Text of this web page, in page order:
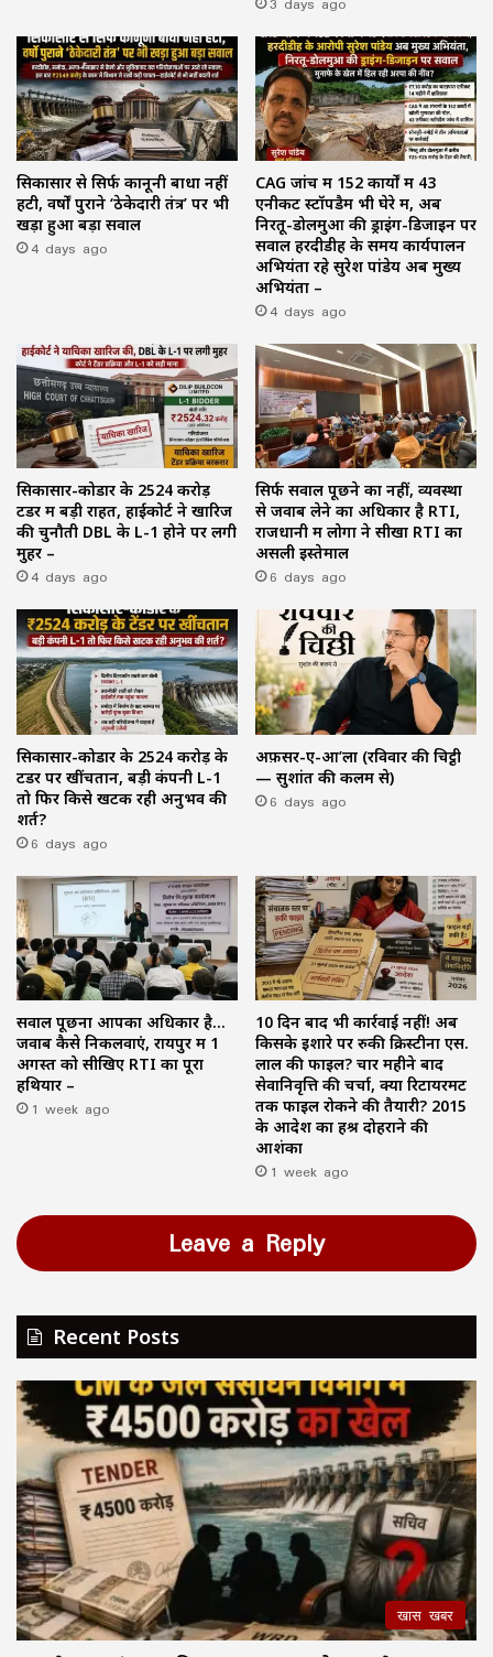
सिकासार से सिर्फ कानूनी बाधा नहीं
हटी, वर्षों पुराने ‘ठेकेदारी तंत्र’ पर भी
खड़ा हुआ बड़ा सवाल
4 days ago
CAG जांच में 152 कार्यों में 43
एनीकट स्टॉपडैम भी घेरे में, अब
निरतू-डोलमुआ की ड्राइंग-डिजाइन पर
सवाल हरदीडीह के समय कार्यपालन
अभियंता रहे सुरेश पांडेय अब मुख्य
अभियंता –
4 days ago
सिकासार-कोडार के ₹2524 करोड़
टेंडर में बड़ी राहत, हाईकोर्ट ने खारिज
की चुनौती DBL के L-1 होने पर लगी
मुहर –
4 days ago
सिर्फ सवाल पूछने का नहीं, व्यवस्था
से जवाब लेने का अधिकार है RTI,
राजधानी में लोगों ने सीखा RTI का
असली इस्तेमाल
6 days ago
सिकासार-कोडार के ₹2524 करोड़ के
टेंडर पर खींचतान, बड़ी कंपनी L-1
तो फिर किसे खटक रही अनुभव की
शर्त?
6 days ago
अफ़सर-ए-आ’ला (रविवार की चिट्ठी
— सुशांत की कलम से)
6 days ago
सवाल पूछना आपका अधिकार है…
जवाब कैसे निकलवाएं, रायपुर में 1
अगस्त को सीखिए RTI का पूरा
हथियार –
1 week ago
10 दिन बाद भी कार्रवाई नहीं! अब
किसके इशारे पर रुकी क्रिस्टीना एस.
लाल की फाइल? चार महीने बाद
सेवानिवृत्ति की चर्चा, क्या रिटायरमेंट
तक फाइल रोकने की तैयारी? 2015
के आदेश का हश्र दोहराने की
आशंका
1 week ago
Leave a Reply
Recent Posts
खास खबर